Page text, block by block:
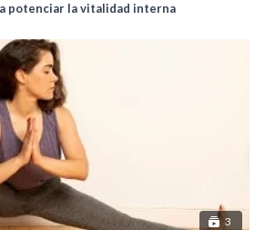
potenciar la vitalidad interna
3